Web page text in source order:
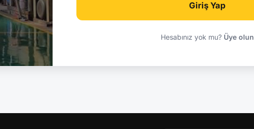
Giriş Yap
Hesabınız yok mu? Üye olun